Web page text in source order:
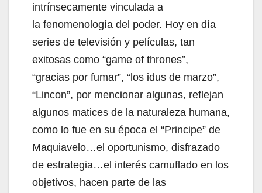
intrínsecamente vinculada a
la fenomenología del poder. Hoy en día
series de televisión y películas, tan
exitosas como “game of thrones”,
“gracias por fumar”, “los idus de marzo”,
“Lincon”, por mencionar algunas, reflejan
algunos matices de la naturaleza humana,
como lo fue en su época el “Principe” de
Maquiavelo…el oportunismo, disfrazado
de estrategia…el interés camuflado en los
objetivos, hacen parte de las